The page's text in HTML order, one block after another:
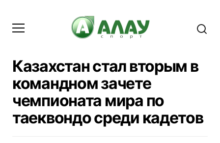
Казахстан стал вторым в
командном зачете
чемпионата мира по
таеквондо среди кадетов